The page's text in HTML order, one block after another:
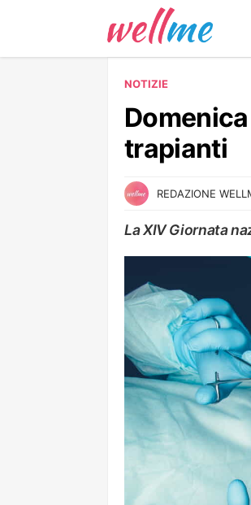
NOTIZIE
trapianti
REDAZIONE
La XIV Giornata